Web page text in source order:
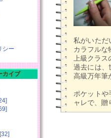
私がいただ
カラフルな
上級クラ
過去には、
高級万年筆
ポケットや
ャレで、贈
シー
カイブ